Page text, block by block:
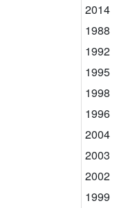
2014
1988
1992
1995
1998
1996
2004
2003
2002
1999